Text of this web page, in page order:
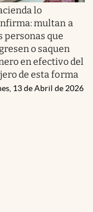
lo
multan a
personas que
o saquen
en efectivo del
de esta forma
13 de Abril de 2026